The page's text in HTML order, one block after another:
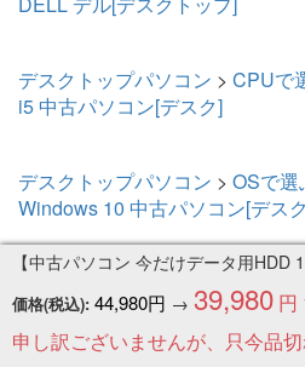
【中古パソコン 今だけデータ用HDD
価格(税込): 44,980円 → 39,980 円
申し訳ございませんが、只今品切
デスクトップパソコン > CPUで
i5 中古パソコン[デスク]
デスクトップパソコン > OSで選
Windows 10 中古パソコン[デス